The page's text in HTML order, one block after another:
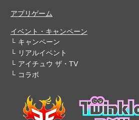
アプリゲーム
イベント・キャンペーン
キャンペーン
リアルイベント
アイチュウ ザ・TV
コラボ